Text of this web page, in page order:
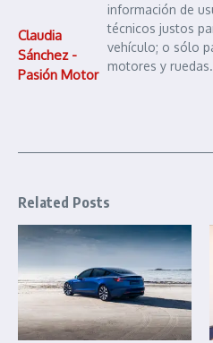
Claudia
Sánchez -
Pasión Motor
información de
técnicos justos
vehículo; o sólo
motores y ruedas.
Related Posts